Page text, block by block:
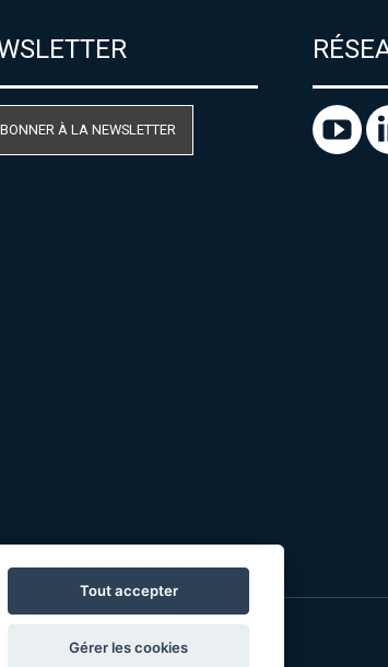
À LA NEWSLETTER
Spaneco
Tout accepter
Gérer les cookies